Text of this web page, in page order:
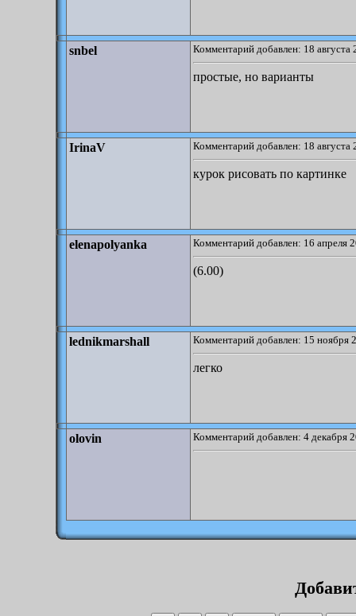
snbel Комментарий добавлен: 18 августа
простые, но варианты
IrinaV Комментарий добавлен: 18 августа
курок рисовать по картинке
elenapolyanka Комментарий добавлен: 16 апреля
(6.00)
lednikmarshall Комментарий добавлен: 15 ноября
легко
olovin Комментарий добавлен: 4 декабря